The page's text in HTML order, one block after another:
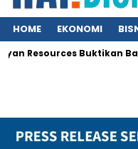
HOME EKONOMI
Resources Buktikan